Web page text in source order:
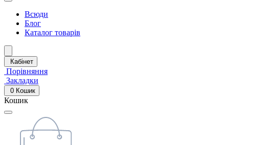
Всюди
Блог
Каталог товарів
Кабінет
Порівняння
Закладки
0 Кошик
Кошик